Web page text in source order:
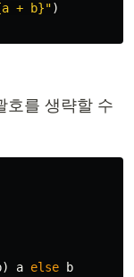
+ b}")
호를 생략할 수
) a else b